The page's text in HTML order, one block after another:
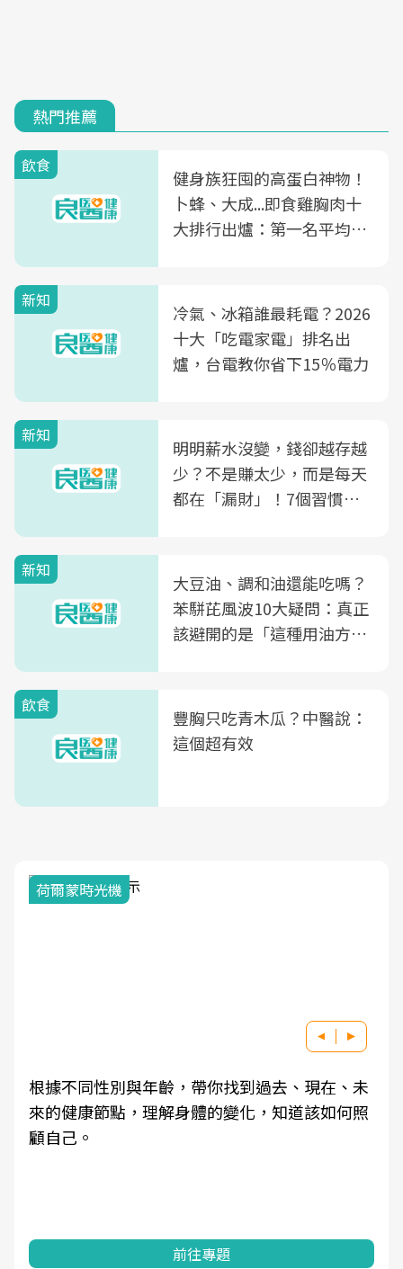
熱門推薦
飲食
健身族狂囤的高蛋白神物！
卜蜂、大成...即食雞胸肉十
大排行出爐：第一名平均一
新知
冷氣、冰箱誰最耗電？2026
十大「吃電家電」排名出
爐，台電教你省下15％電力
新知
明明薪水沒變，錢卻越存越
少？不是賺太少，而是每天
都在「漏財」！7個習慣一
新知
大豆油、調和油還能吃嗎？
苯駢芘風波10大疑問：真正
該避開的是「這種用油方
飲食
豐胸只吃青木瓜？中醫說：
這個超有效
荷爾蒙時光機
根據不同性別與年齡，帶你找到過去、現在、未
來的健康節點，理解身體的變化，知道該如何照
顧自己。
前往專題